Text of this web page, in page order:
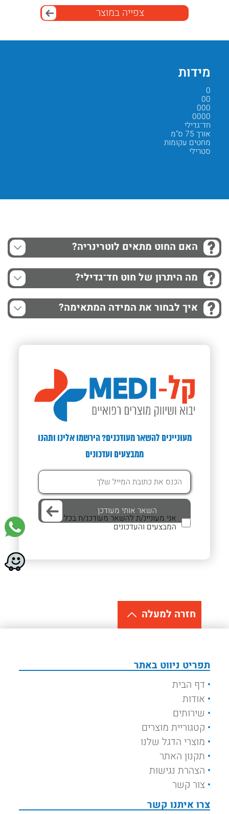
צפייה במוצר
מידות
0
00
000
0000
חד־גדילי
אורך 75 ס"מ
מחטים עקומות
סטרילי
האם החוט מתאים לוטרינריה?
מה היתרון של חוט חד־גדילי?
איך לבחור את המידה המתאימה?
מעוניינים להשאר מעודכנים? הירשמו אלינו ותהנו
ממבצעים ועדכונים
אני מעוניינ/ת להשאר מעודכנ/ת בכל
המבצעים והעדכונים
חזרה למעלה
תפריט ניווט באתר
דף הבית
אודות
שירותים
קטגוריית מוצרים
מוצרי הדגל שלנו
תקנון האתר
הצהרת נגישות
צור קשר
צרו איתנו קשר